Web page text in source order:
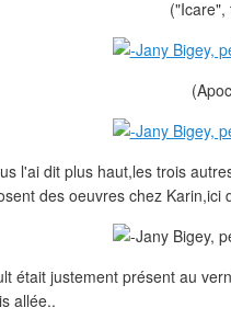
("Icare",
l'ai dit plus haut,les trois
des oeuvres chez Karin,ici
était justement présent au
allée..